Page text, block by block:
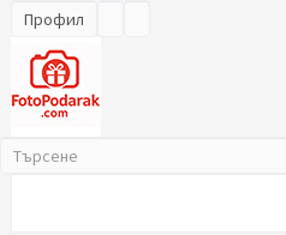
Профил